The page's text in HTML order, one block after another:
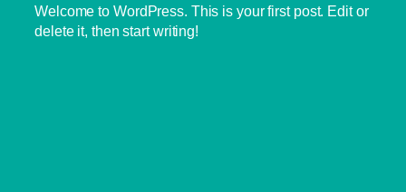
Welcome to WordPress. This is your first post. Edit or
delete it, then start writing!